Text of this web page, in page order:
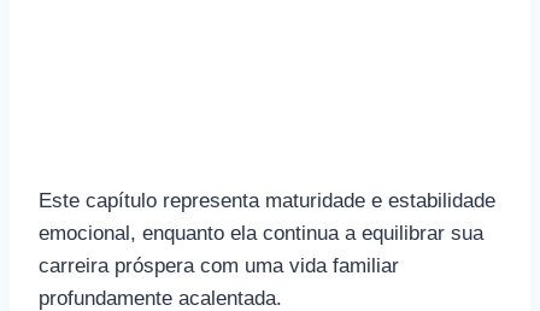
Este capítulo representa maturidade e estabilidade
emocional, enquanto ela continua a equilibrar sua
carreira próspera com uma vida familiar
profundamente acalentada.